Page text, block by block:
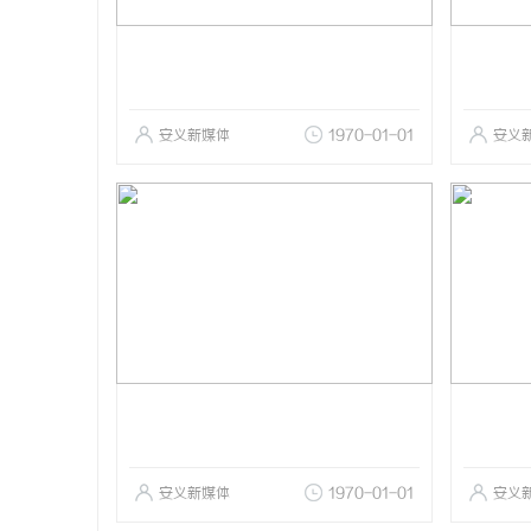
安义新媒体 1970-01-01 安义
安义新媒体 1970-01-01 安义